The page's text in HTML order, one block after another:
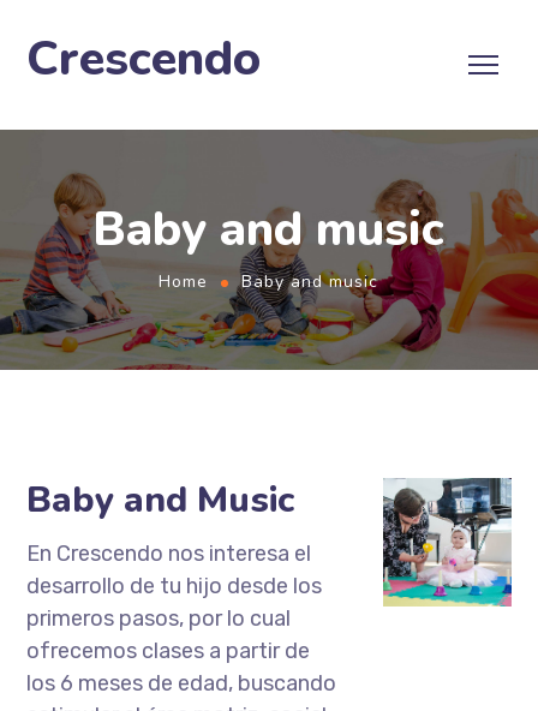
Crescendo
Baby and music
Home Baby and music
Baby and Music
En Crescendo nos interesa el
desarrollo de tu hijo desde los
primeros pasos, por lo cual
ofrecemos clases a partir de
los 6 meses de edad, buscando